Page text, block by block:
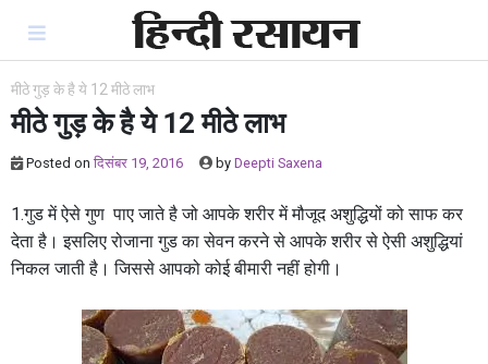
content
मीठे गुड़ के है ये 12 मीठे लाभ
मीठे गुड़ के है ये 12 मीठे लाभ
Posted on दिसंबर 19, 2016 by Deepti Saxena
1.गुड में ऐसे गुण पाए जाते है जो आपके शरीर में मौजूद अशुद्धियों को साफ कर
देता है। इसलिए रोजाना गुड का सेवन करने से आपके शरीर से ऐसी अशुद्धियां
निकल जाती है। जिससे आपको कोई बीमारी नहीं होगी।